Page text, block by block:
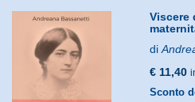
Viscere
di
€ 11,40
Sconto